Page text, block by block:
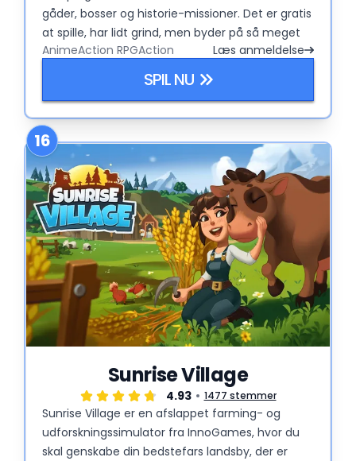
gåder, bosser og historie-missioner. Det er gratis
at spille, har lidt grind, men byder på så meget
indhold, at du kan fare vild i timevis.
AnimeAction RPGAction Læs anmeldelse
SPIL NU
16
Sunrise Village
4.93 1477 stemmer
Sunrise Village er en afslappet farming- og
udforskningssimulator fra InnoGames, hvor du
skal genskabe din bedstefars landsby, der er